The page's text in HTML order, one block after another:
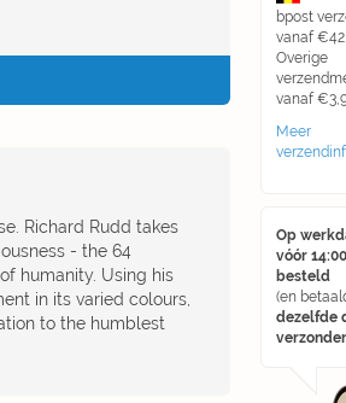
bpost
vanaf
Overige
vanaf
Meer
Op
vóór 14:00
besteld
(en
dezelfde
Richard Rudd takes
- the 64
humanity. Using his
in its varied colours,
to the humblest